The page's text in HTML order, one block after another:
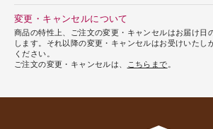
変更・キャンセルについて
商品の特性上、ご注文の変更・キャンセルはお届け日
します。それ以降の変更・キャンセルはお受けいたし
ください。
ご注文の変更・キャンセルは、
こちらまで